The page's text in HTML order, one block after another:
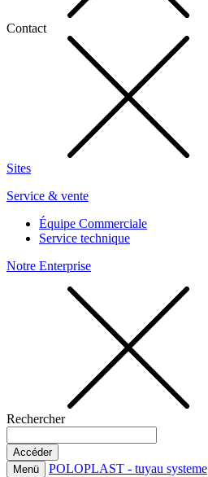
Contact
Sites
Service & vente
Équipe Commerciale
Service technique
Notre Enterprise
Rechercher
Menü POLOPLAST - tuyau systeme